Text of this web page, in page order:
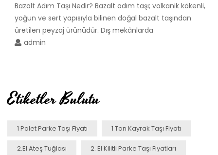
Bazalt Adım Taşı Nedir? Bazalt adım taşı; volkanik kökenli,
yoğun ve sert yapısıyla bilinen doğal bazalt taşından
üretilen peyzaj ürünüdür. Dış mekânlarda
admin
Etiketler Bulutu
1 Palet Parke Taşı Fiyatı 1 Ton Kayrak Taşı Fiyatı
2.el Ateş Tuğlası 2. El Kilitli Parke Taşı Fiyatları